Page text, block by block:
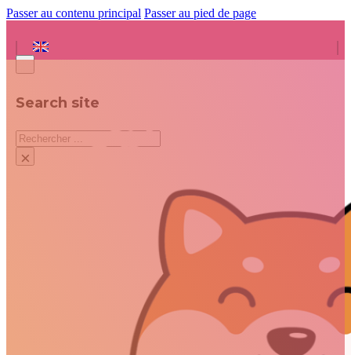
Passer au contenu principal Passer au pied de page
Search site
Rechercher
×